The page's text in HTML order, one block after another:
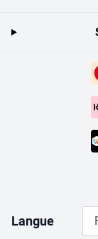
Langue